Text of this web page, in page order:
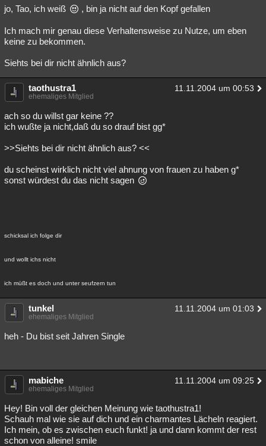
jo, Tao, ich weiß , bin ja nicht auf den Kopf gefallen
Ich mach mir genau diese Verhaltensweise zu Nutze, um eben
keine zu bekommen.
Siehts bei dir nicht ähnlich aus?
taothustra1 11.11.2004 um 00:53
ehemaliges Mitglied
ach so du willst gar keine ??
ich wußte ja nicht,daß du so drauf bist gg*
>>Siehts bei dir nicht ähnlich aus? <<
du scheinst wirklich nicht viel ahnung von frauen zu haben g*
sonst würdest du das nicht sagen
schicksal ich folge dir
und wollt ichs nicht
ich müßt es doch und unter seufzern tun
tunkel 11.11.2004 um 01:03
ehemaliges Mitglied
heh - Du bist seit Jahren Single
mabiche 11.11.2004 um 09:25
ehemaliges Mitglied
Hey! Bin voll der gleichen Meinung wie taothustra1!
Schauh mal wie sie auf dich und ein charmantes Lächeln reagiert.
Ich mein, ob es zwischen euch funkt! ja und dann kommt der rest
schon von alleine! smile